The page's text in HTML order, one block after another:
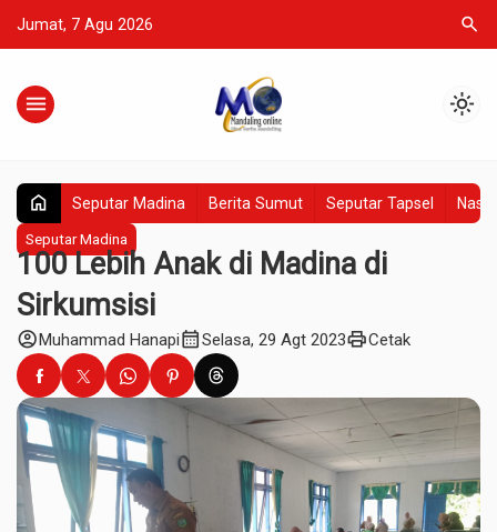
Jumat, 7 Agu 2026 search
menu light_mode
home Seputar Madina Berita Sumut Seputar Tapsel
Seputar Madina
100 Lebih Anak di Madina di
Sirkumsisi
account_circleMuhammad Hanapicalendar_monthSelasa, 29 Agt 2023printCetak